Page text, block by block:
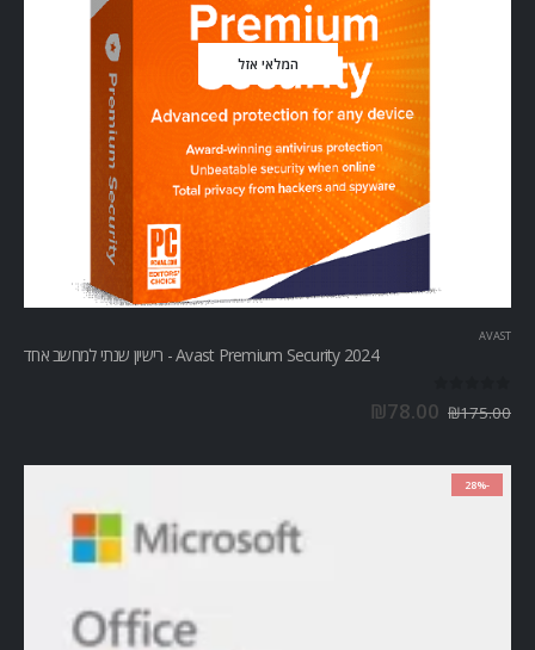
המלאי אזל
AVAST
Avast Premium Security 2024 - רישיון שנתי למחשב אחד
₪175.00
₪78.00
-28%